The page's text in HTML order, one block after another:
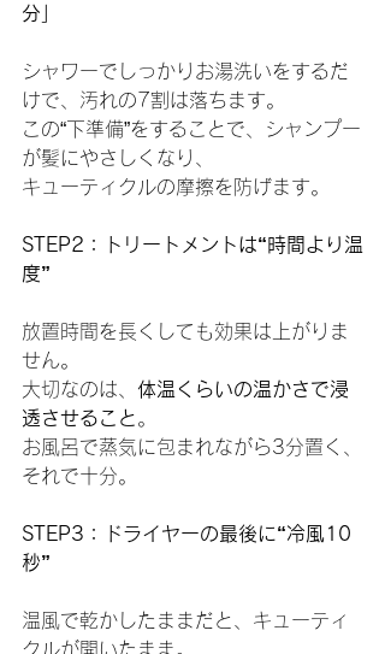
分」
シャワーでしっかりお湯洗いをするだ
けで、汚れの7割は落ちます。
この“下準備”をすることで、シャンプー
が髪にやさしくなり、
キューティクルの摩擦を防げます。
STEP2：トリートメントは“時間より温
度”
放置時間を長くしても効果は上がりま
せん。
大切なのは、 体温くらいの温かさで浸
透させること。
お風呂で蒸気に包まれながら3分置く、
それで十分。
STEP3：ドライヤーの最後に“冷風10
秒”
温風で乾かしたままだと、キューティ
クルが開いたまま。